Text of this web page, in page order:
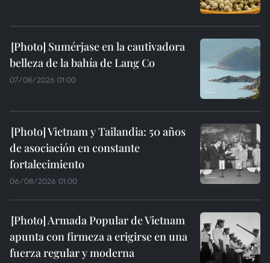
Sumérjase en la cautivadora
belleza de la bahía de Lang Co
07/08/2026 01:00
Vietnam y Tailandia: 50 años
de asociación en constante
fortalecimiento
06/08/2026 01:00
Armada Popular de Vietnam
apunta con firmeza a erigirse en una
fuerza regular y moderna